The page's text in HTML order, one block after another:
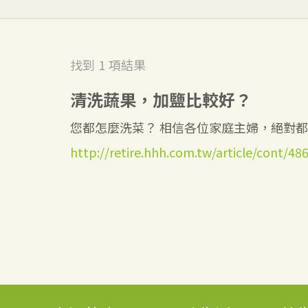
找到 1 項結果
清洗蔬果，加鹽比較好？
您都怎麼洗菜？ 相信各位家庭主婦，絕對
http://retire.hhh.com.tw/article/cont/486